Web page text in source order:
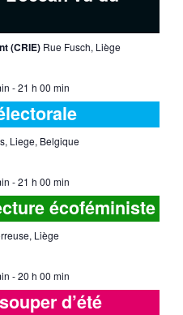
(CRIE) Rue Fusch, Liège
-21 h 00 min
Liege, Belgique
-21 h 00 min
écoféministe
Liège
-20 h 00 min
d’été